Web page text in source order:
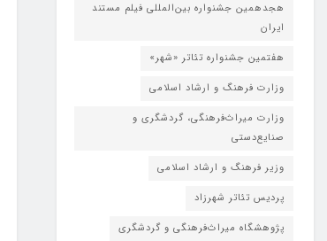
هجدهمین جشنواره بین‌المللی فیلم مستند
ایران
هفتمین جشنواره تئاتر «شهر»
وزارت فرهنگ و ارشاد اسلامی
وزارت میراث‌فرهنگی، گردشگری و
صنایع‌دستی
وزیر فرهنگ و ارشاد اسلامی
پردیس تئاتر شهرزاد
پژوهشگاه میراث‌فرهنگی و گردشگری